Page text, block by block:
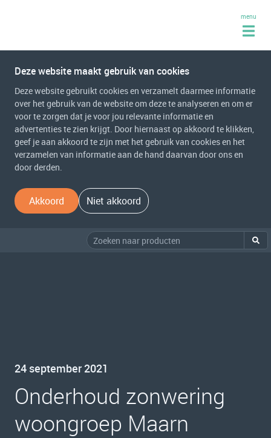
menu
Deze website maakt gebruik van cookies
Deze website gebruikt cookies en verzamelt daarmee informatie
over het gebruik van de website om deze te analyseren en om er
voor te zorgen dat je voor jou relevante informatie en
advertenties te zien krijgt. Door hiernaast op akkoord te klikken,
geef je aan akkoord te zijn met het gebruik van cookies en het
verzamelen van informatie aan de hand daarvan door ons en
door derden.
Akkoord Niet akkoord
24 september 2021
Onderhoud zonwering
woongroep Maarn